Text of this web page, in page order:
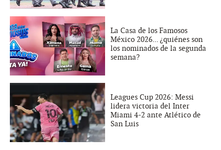
La Casa de los Famosos
México 2026... ¿quiénes son
los nominados de la segunda
semana?
Leagues Cup 2026: Messi
lidera victoria del Inter
Miami 4-2 ante Atlético de
San Luis